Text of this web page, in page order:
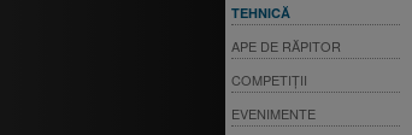
TEHNICĂ
APE DE RĂPITOR
COMPETIȚII
EVENIMENTE